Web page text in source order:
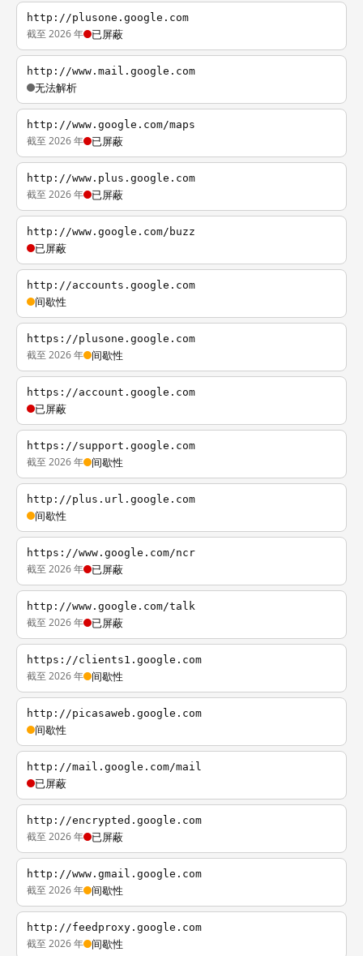
http://plusone.google.com
截至 2026 年 已屏蔽
http://www.mail.google.com
无法解析
http://www.google.com/maps
截至 2026 年 已屏蔽
http://www.plus.google.com
截至 2026 年 已屏蔽
http://www.google.com/buzz
已屏蔽
http://accounts.google.com
间歇性
https://plusone.google.com
截至 2026 年 间歇性
https://account.google.com
已屏蔽
https://support.google.com
截至 2026 年 间歇性
http://plus.url.google.com
间歇性
https://www.google.com/ncr
截至 2026 年 已屏蔽
http://www.google.com/talk
截至 2026 年 已屏蔽
https://clients1.google.com
截至 2026 年 间歇性
http://picasaweb.google.com
间歇性
http://mail.google.com/mail
已屏蔽
http://encrypted.google.com
截至 2026 年 已屏蔽
http://www.gmail.google.com
截至 2026 年 间歇性
http://feedproxy.google.com
截至 2026 年 间歇性